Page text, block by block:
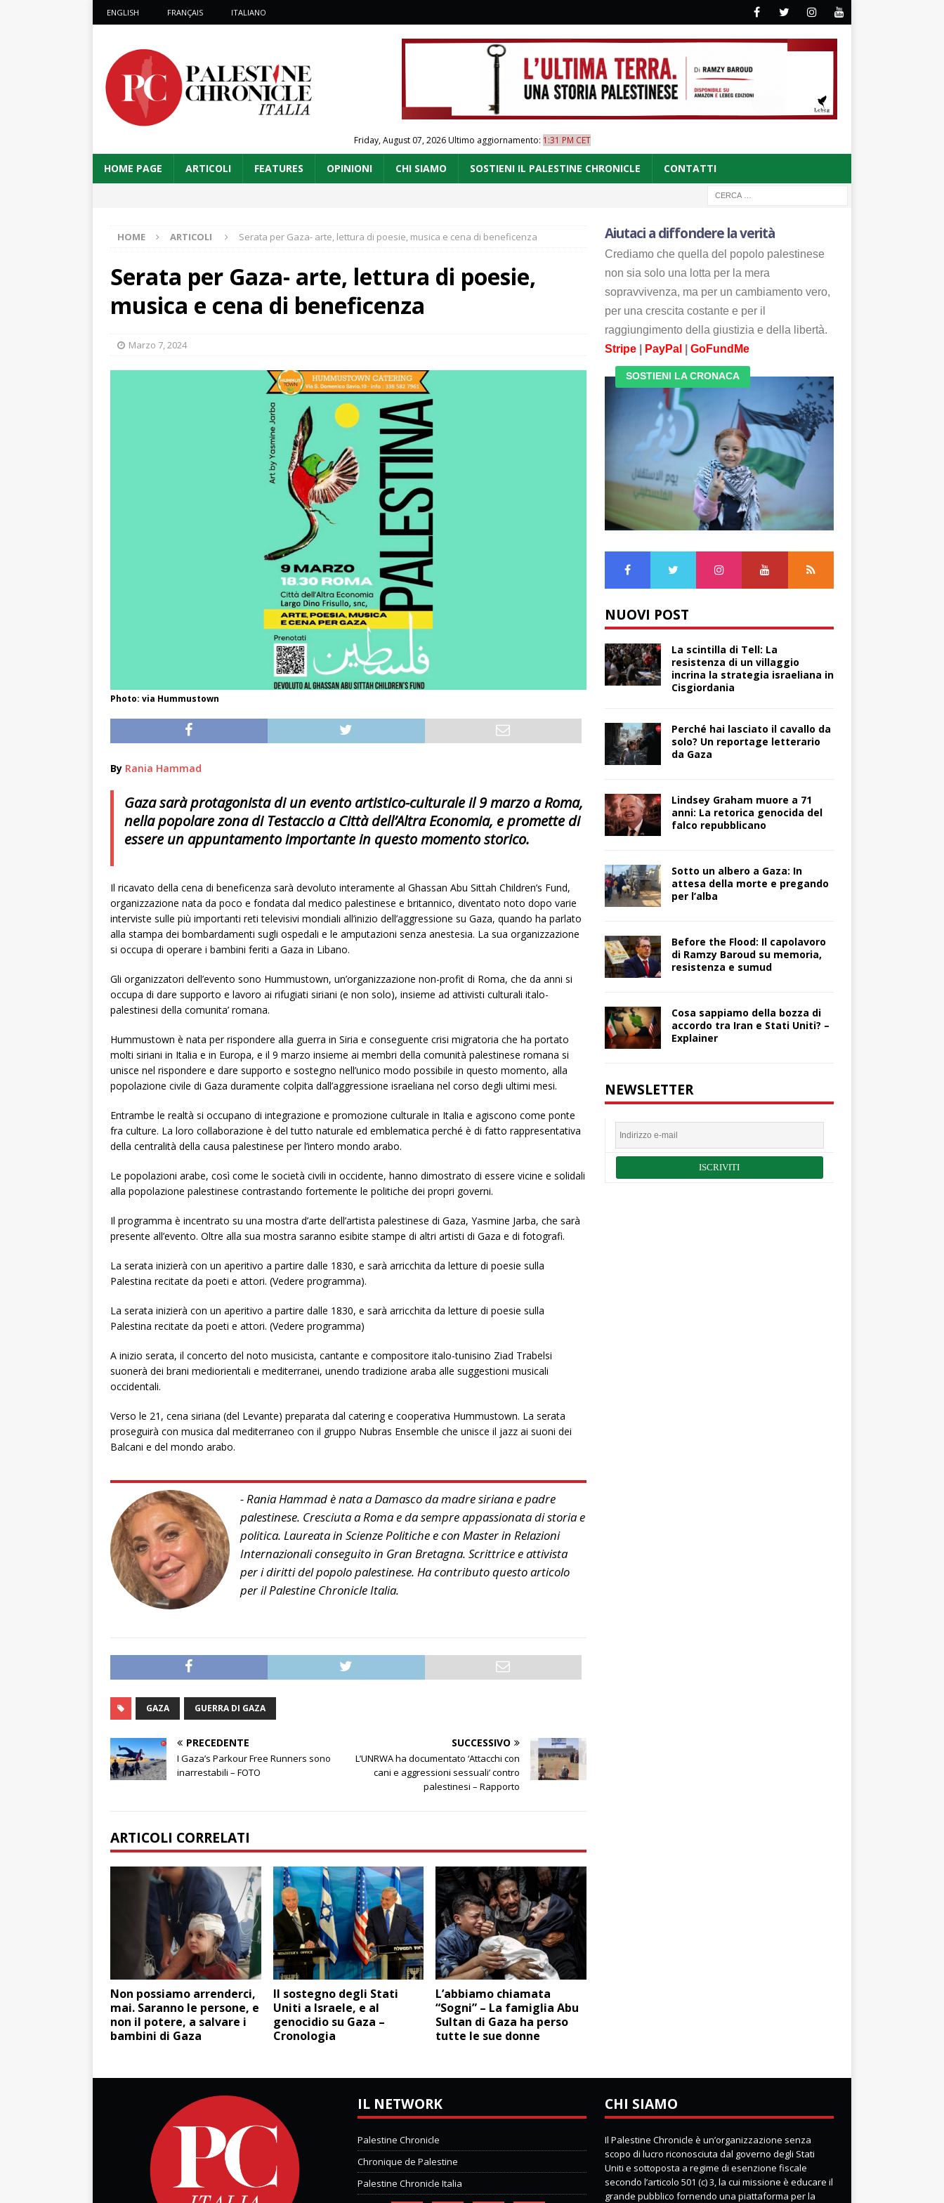
ENGLISH FRANÇAIS ITALIANO
Friday, August 07, 2026Ultimo aggiornamento: 1:31 PM CET
HOME PAGE ARTICOLI FEATURES OPINIONI CHI SIAMO SOSTIENI IL PALESTINE CHRONICLE CONTATTI
HOME ARTICOLI Serata per Gaza- arte, lettura di poesie, musica e cena di beneficenza
Serata per Gaza- arte, lettura di poesie,
musica e cena di beneficenza
Marzo 7, 2024
Photo: via Hummustown
By Rania Hammad
Gaza sarà protagonista di un evento artistico-culturale il 9 marzo a Roma,
nella popolare zona di Testaccio a Città dell’Altra Economia, e promette di
essere un appuntamento importante in questo momento storico.
Il ricavato della cena di beneficenza sarà devoluto interamente al Ghassan Abu Sittah Children’s Fund,
organizzazione nata da poco e fondata dal medico palestinese e britannico, diventato noto dopo varie
interviste sulle più importanti reti televisivi mondiali all’inizio dell’aggressione su Gaza, quando ha parlato
alla stampa dei bombardamenti sugli ospedali e le amputazioni senza anestesia. La sua organizzazione
si occupa di operare i bambini feriti a Gaza in Libano.
Gli organizzatori dell’evento sono Hummustown, un’organizzazione non-profit di Roma, che da anni si
occupa di dare supporto e lavoro ai rifugiati siriani (e non solo), insieme ad attivisti culturali italo-
palestinesi della comunita’ romana.
Hummustown è nata per rispondere alla guerra in Siria e conseguente crisi migratoria che ha portato
molti siriani in Italia e in Europa, e il 9 marzo insieme ai membri della comunità palestinese romana si
unisce nel rispondere e dare supporto e sostegno nell’unico modo possibile in questo momento, alla
popolazione civile di Gaza duramente colpita dall’aggressione israeliana nel corso degli ultimi mesi.
Entrambe le realtà si occupano di integrazione e promozione culturale in Italia e agiscono come ponte
fra culture. La loro collaborazione è del tutto naturale ed emblematica perché è di fatto rappresentativa
della centralità della causa palestinese per l’intero mondo arabo.
Le popolazioni arabe, così come le società civili in occidente, hanno dimostrato di essere vicine e solidali
alla popolazione palestinese contrastando fortemente le politiche dei propri governi.
Il programma è incentrato su una mostra d’arte dell’artista palestinese di Gaza, Yasmine Jarba, che sarà
presente all’evento. Oltre alla sua mostra saranno esibite stampe di altri artisti di Gaza e di fotografi.
La serata inizierà con un aperitivo a partire dalle 1830, e sarà arricchita da letture di poesie sulla
Palestina recitate da poeti e attori. (Vedere programma).
La serata inizierà con un aperitivo a partire dalle 1830, e sarà arricchita da letture di poesie sulla
Palestina recitate da poeti e attori. (Vedere programma)
A inizio serata, il concerto del noto musicista, cantante e compositore italo-tunisino Ziad Trabelsi
suonerà dei brani mediorientali e mediterranei, unendo tradizione araba alle suggestioni musicali
occidentali.
Verso le 21, cena siriana (del Levante) preparata dal catering e cooperativa Hummustown. La serata
proseguirà con musica dal mediterraneo con il gruppo Nubras Ensemble che unisce il jazz ai suoni dei
Balcani e del mondo arabo.
- Rania Hammad è nata a Damasco da madre siriana e padre
palestinese. Cresciuta a Roma e da sempre appassionata di storia e
politica. Laureata in Scienze Politiche e con Master in Relazioni
Internazionali conseguito in Gran Bretagna. Scrittrice e attivista
per i diritti del popolo palestinese. Ha contributo questo articolo
per il Palestine Chronicle Italia.
GAZA GUERRA DI GAZA
PRECEDENTE
I Gaza’s Parkour Free Runners sono
inarrestabili – FOTO
SUCCESSIVO
L’UNRWA ha documentato ‘Attacchi con
cani e aggressioni sessuali’ contro
palestinesi – Rapporto
ARTICOLI CORRELATI
Non possiamo arrenderci,
mai. Saranno le persone, e
non il potere, a salvare i
bambini di Gaza
Il sostegno degli Stati
Uniti a Israele, e al
genocidio su Gaza –
Cronologia
L’abbiamo chiamata
“Sogni” – La famiglia Abu
Sultan di Gaza ha perso
tutte le sue donne
Aiutaci a diffondere la verità
Crediamo che quella del popolo palestinese
non sia solo una lotta per la mera
sopravvivenza, ma per un cambiamento vero,
per una crescita costante e per il
raggiungimento della giustizia e della libertà.
Stripe| PayPal GoFundMe
SOSTIENI LA CRONACA
NUOVI POST
La scintilla di Tell: La
resistenza di un villaggio
incrina la strategia israeliana in
Cisgiordania
Perché hai lasciato il cavallo da
solo? Un reportage letterario
da Gaza
Lindsey Graham muore a 71
anni: La retorica genocida del
falco repubblicano
Sotto un albero a Gaza: In
attesa della morte e pregando
per l’alba
Before the Flood: Il capolavoro
di Ramzy Baroud su memoria,
resistenza e sumud
Cosa sappiamo della bozza di
accordo tra Iran e Stati Uniti? –
Explainer
NEWSLETTER
IL NETWORK
Palestine Chronicle
Chronique de Palestine
Palestine Chronicle Italia
CHI SIAMO
Il Palestine Chronicle è un’organizzazione senza
scopo di lucro riconosciuta dal governo degli Stati
Uniti e sottoposta a regime di esenzione fiscale
secondo l’articolo 501 (c) 3, la cui missione è educare il
grande pubblico fornendo una piattaforma per la